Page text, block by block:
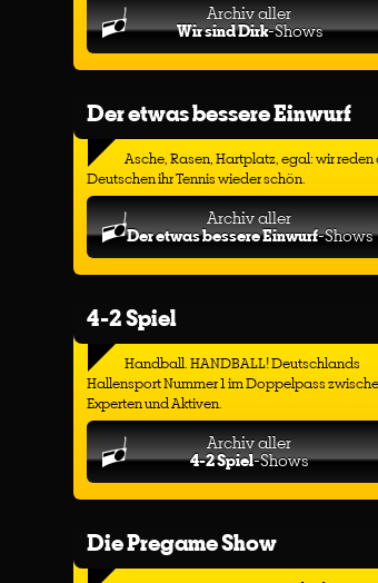
Archiv aller
Wir sind Dirk-Shows
Der etwas bessere Einwurf
Asche, Rasen, Hartplatz, egal: wir reden
Deutschen ihr Tennis wieder schön.
Archiv aller
Der etwas bessere Einwurf-Shows
4-2 Spiel
Handball. HANDBALL! Deutschlands
Hallensport Nummer 1 im Doppelpass
Experten und Aktiven.
Archiv aller
4-2 Spiel-Shows
Die Pregame Show